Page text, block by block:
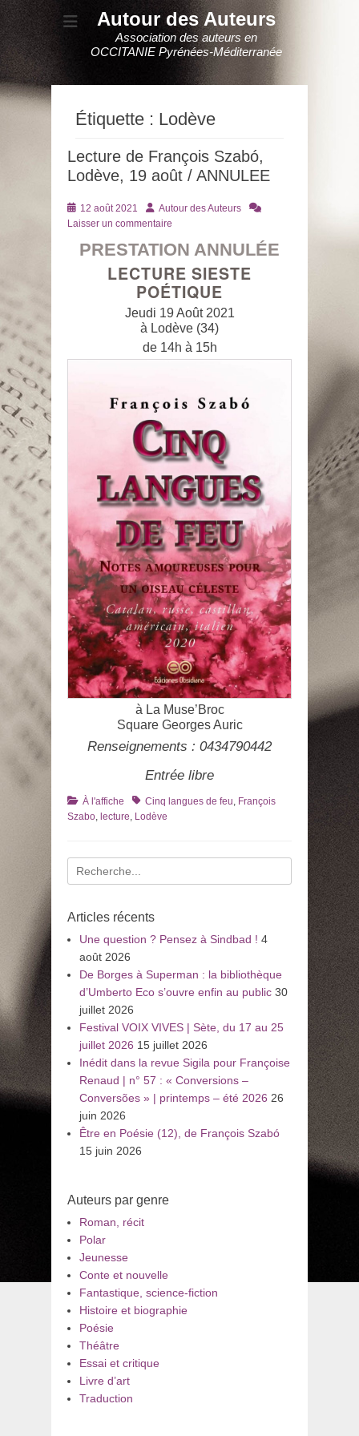
Autour des Auteurs
Association des auteurs en
OCCITANIE Pyrénées-Méditerranée
Étiquette : Lodève
Lecture de François Szabó,
Lodève, 19 août / ANNULEE
Posté
le
12 août 2021 AuteurAutour des Auteurs
Laisser un commentaire
PRESTATION ANNULÉE
LECTURE SIESTE
POÉTIQUE
Jeudi 19 Août 2021
à Lodève (34)
de 14h à 15h
à La Muse’Broc
Square Georges Auric
Renseignements : 0434790442
Entrée libre
Catégories
À l'affiche TagsCinq langues de feu François
Szabo lecture Lodève
Recherche
pour
Articles récents
Une question ? Pensez à Sindbad ! 4
août 2026
De Borges à Superman : la bibliothèque
d’Umberto Eco s’ouvre enfin au public 30
juillet 2026
Festival VOIX VIVES | Sète, du 17 au 25
juillet 2026 15 juillet 2026
Inédit dans la revue Sigila pour Françoise
Renaud | n° 57 : « Conversions –
Conversões » | printemps – été 2026 26
juin 2026
Être en Poésie (12), de François Szabó
15 juin 2026
Auteurs par genre
Roman, récit
Polar
Jeunesse
Conte et nouvelle
Fantastique, science-fiction
Histoire et biographie
Poésie
Théâtre
Essai et critique
Livre d’art
Traduction